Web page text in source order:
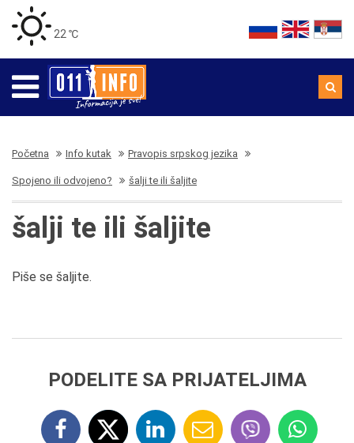
22 ℃
Početna Info kutak Pravopis srpskog jezika
Spojeno ili odvojeno? šalji te ili šaljite
šalji te ili šaljite
Piše se šaljite.
PODELITE SA PRIJATELJIMA